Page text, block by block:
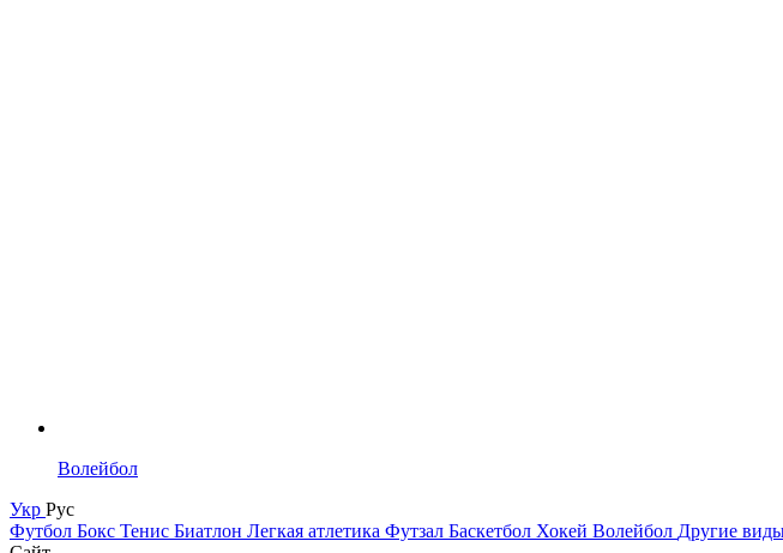
Волейбол
Укр Рус
Футбол Бокс Тенис Биатлон Легкая атлетика Футзал Баскетбол Хокей Волейбол Другие